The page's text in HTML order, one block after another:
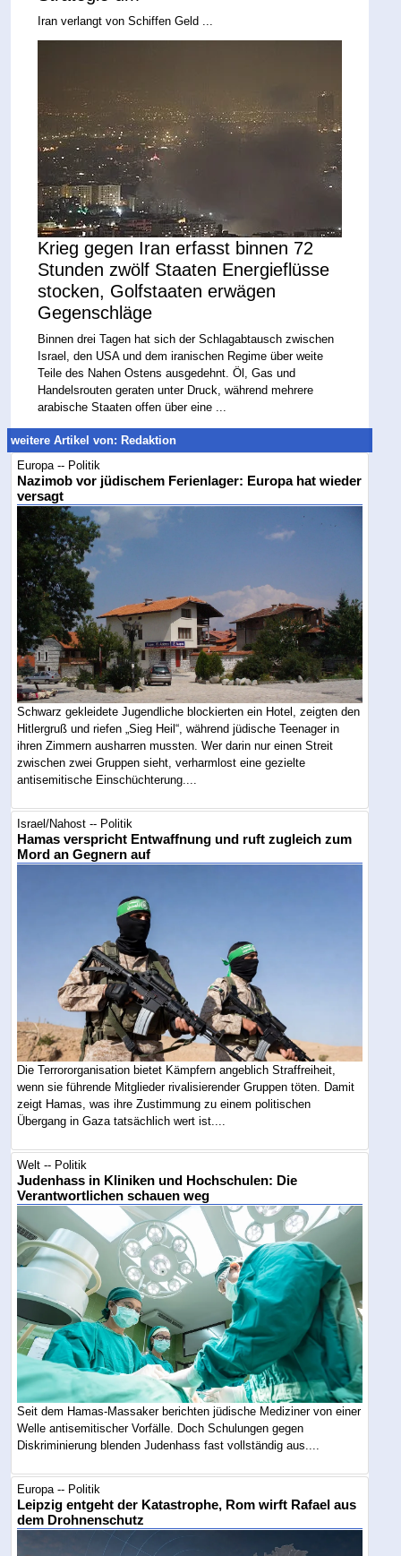
Iran verlangt von Schiffen Geld ...
Krieg gegen Iran erfasst binnen 72
Stunden zwölf Staaten Energieflüsse
stocken, Golfstaaten erwägen
Gegenschläge
Binnen drei Tagen hat sich der Schlagabtausch zwischen
Israel, den USA und dem iranischen Regime über weite
Teile des Nahen Ostens ausgedehnt. Öl, Gas und
Handelsrouten geraten unter Druck, während mehrere
arabische Staaten offen über eine ...
weitere Artikel von: Redaktion
Europa -- Politik
Nazimob vor jüdischem Ferienlager: Europa hat wieder
versagt
Schwarz gekleidete Jugendliche blockierten ein Hotel, zeigten den
Hitlergruß und riefen „Sieg Heil“, während jüdische Teenager in
ihren Zimmern ausharren mussten. Wer darin nur einen Streit
zwischen zwei Gruppen sieht, verharmlost eine gezielte
antisemitische Einschüchterung....
Israel/Nahost -- Politik
Hamas verspricht Entwaffnung und ruft zugleich zum
Mord an Gegnern auf
Die Terrororganisation bietet Kämpfern angeblich Straffreiheit,
wenn sie führende Mitglieder rivalisierender Gruppen töten. Damit
zeigt Hamas, was ihre Zustimmung zu einem politischen
Übergang in Gaza tatsächlich wert ist....
Welt -- Politik
Judenhass in Kliniken und Hochschulen: Die
Verantwortlichen schauen weg
Seit dem Hamas-Massaker berichten jüdische Mediziner von einer
Welle antisemitischer Vorfälle. Doch Schulungen gegen
Diskriminierung blenden Judenhass fast vollständig aus....
Europa -- Politik
Leipzig entgeht der Katastrophe, Rom wirft Rafael aus
dem Drohnenschutz